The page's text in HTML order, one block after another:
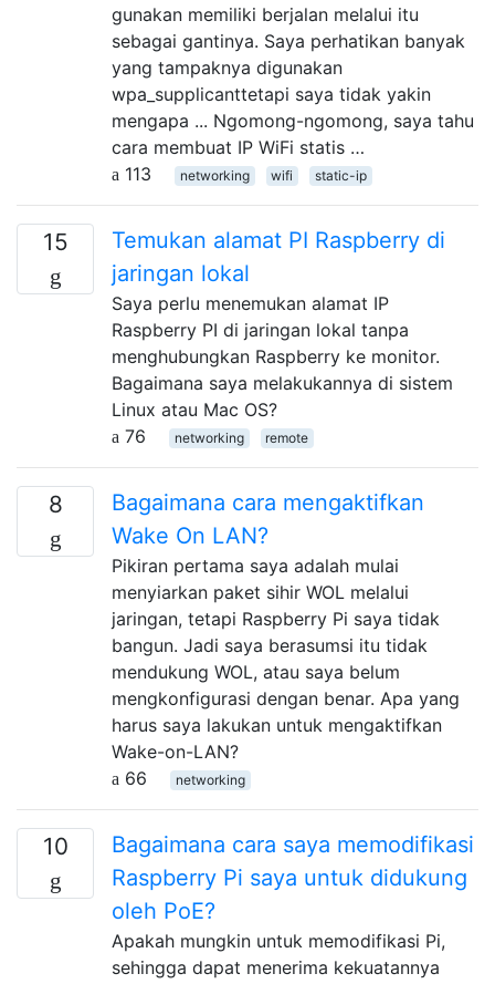
gunakan memiliki berjalan melalui itu
sebagai gantinya. Saya perhatikan banyak
yang tampaknya digunakan
wpa_supplicanttetapi saya tidak yakin
mengapa ... Ngomong-ngomong, saya tahu
cara membuat IP WiFi statis …
113
networking wifi static-ip
15
Temukan alamat PI Raspberry di
jaringan lokal
Saya perlu menemukan alamat IP
Raspberry PI di jaringan lokal tanpa
menghubungkan Raspberry ke monitor.
Bagaimana saya melakukannya di sistem
Linux atau Mac OS?
76
networking remote
8
Bagaimana cara mengaktifkan
Wake On LAN?
Pikiran pertama saya adalah mulai
menyiarkan paket sihir WOL melalui
jaringan, tetapi Raspberry Pi saya tidak
bangun. Jadi saya berasumsi itu tidak
mendukung WOL, atau saya belum
mengkonfigurasi dengan benar. Apa yang
harus saya lakukan untuk mengaktifkan
Wake-on-LAN?
66
networking
10
Bagaimana cara saya memodifikasi
Raspberry Pi saya untuk didukung
oleh PoE?
Apakah mungkin untuk memodifikasi Pi,
sehingga dapat menerima kekuatannya